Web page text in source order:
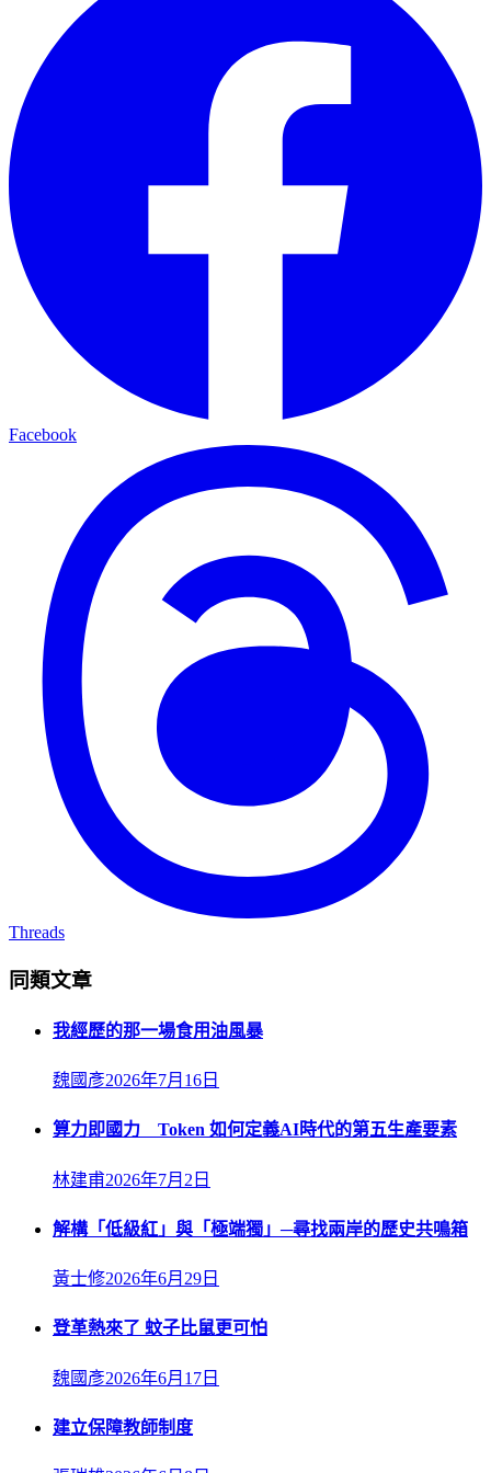
Facebook
Threads
同類文章
我經歷的那一場食用油風暴
魏國彥2026年7月16日
算力即國力 Token 如何定義AI時代的第五生產要素
林建甫2026年7月2日
解構「低級紅」與「極端獨」─尋找兩岸的歷史共鳴箱
黃士修2026年6月29日
登革熱來了 蚊子比鼠更可怕
魏國彥2026年6月17日
建立保障教師制度